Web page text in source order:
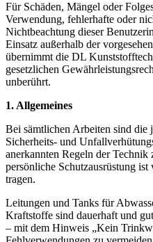
Für Schäden, Mängel oder
Verwendung, fehlerhafte oder
Nichtbeachtung dieser
Einsatz außerhalb der
übernimmt die DL
gesetzlichen
unberührt.
1. Allgemeines
Bei sämtlichen Arbeiten sind die
Sicherheits- und
anerkannten Regeln der
persönliche Schutzausrüstung
tragen.
Leitungen und Tanks für
Kraftstoffe sind dauerhaft und
– mit dem Hinweis „Kein